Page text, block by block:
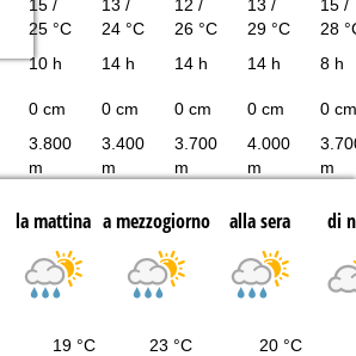
15 /
25 °C
13 /
24 °C
12 /
26 °C
13 /
29 °C
15 /
28
10 h 14 h 14 h 14 h 8 h
0 cm 0 cm 0 cm 0 cm 0 cm
3.800
m
3.400
m
3.700
m
4.000
m
m
la mattina a mezzogiorno alla sera di
19 °C 23 °C 20 °C